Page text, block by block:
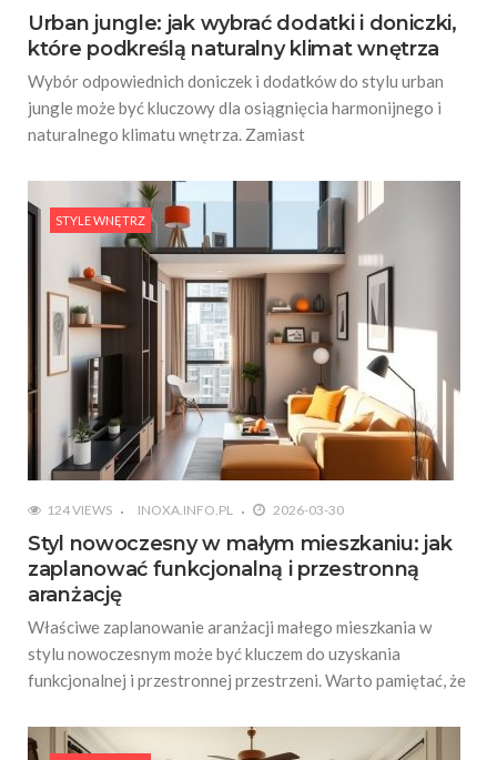
Urban jungle: jak wybrać dodatki i doniczki,
które podkreślą naturalny klimat wnętrza
Wybór odpowiednich doniczek i dodatków do stylu urban
jungle może być kluczowy dla osiągnięcia harmonijnego i
naturalnego klimatu wnętrza. Zamiast
STYLE WNĘTRZ
124 VIEWS INOXA.INFO.PL 2026-03-30
Styl nowoczesny w małym mieszkaniu: jak
zaplanować funkcjonalną i przestronną
aranżację
Właściwe zaplanowanie aranżacji małego mieszkania w
stylu nowoczesnym może być kluczem do uzyskania
funkcjonalnej i przestronnej przestrzeni. Warto pamiętać, że